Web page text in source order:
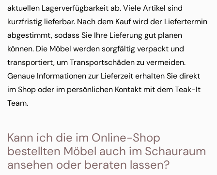
aktuellen Lagerverfügbarkeit ab. Viele Artikel sind
kurzfristig lieferbar. Nach dem Kauf wird der Liefertermin
abgestimmt, sodass Sie Ihre Lieferung gut planen
können. Die Möbel werden sorgfältig verpackt und
transportiert, um Transportschäden zu vermeiden.
Genaue Informationen zur Lieferzeit erhalten Sie direkt
im Shop oder im persönlichen Kontakt mit dem Teak-It
Team.
Kann ich die im Online-Shop
bestellten Möbel auch im Schauraum
ansehen oder beraten lassen?